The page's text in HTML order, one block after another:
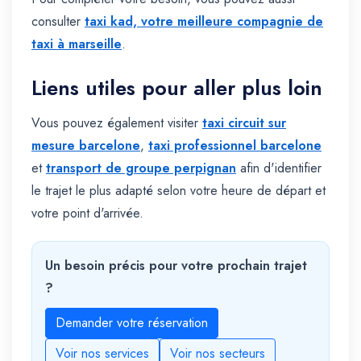
consulter taxi kad, votre meilleure compagnie de
taxi à marseille.
Liens utiles pour aller plus loin
Vous pouvez également visiter taxi circuit sur
mesure barcelone, taxi professionnel barcelone
ettransport de groupe perpignan afin d'identifier
le trajet le plus adapté selon votre heure de départ et
votre point d'arrivée.
Un besoin précis pour votre prochain trajet
?
Demander votre réservation
Voir nos services
Voir nos secteurs